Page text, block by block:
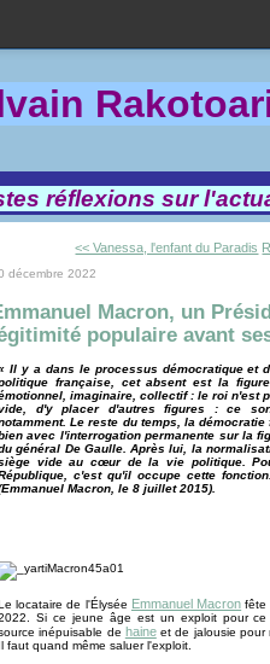
Rakotoa
réflexions sur
<< Vanessa, l'enfant du Paradis
décembre 2022
Macron, un
populaire avant
Il y a dans le processus démocratique et
française, cet absent est la
imaginaire, collectif : le roi n'est
d'y placer d'autres figures : ce
Le reste du temps, la
avec l'interrogation permanente sur la
général De Gaulle. Après lui, la
vide au cœur de la vie politique.
c'est qu'il occupe cette
Macron, le 8 juillet 2015).
locataire de l'Élysée Emmanuel Macron fête
Si ce jeune âge est un exploit pour
inépuisable de haineet de jalousie pour
Il faut quand même saluer l'exploit.